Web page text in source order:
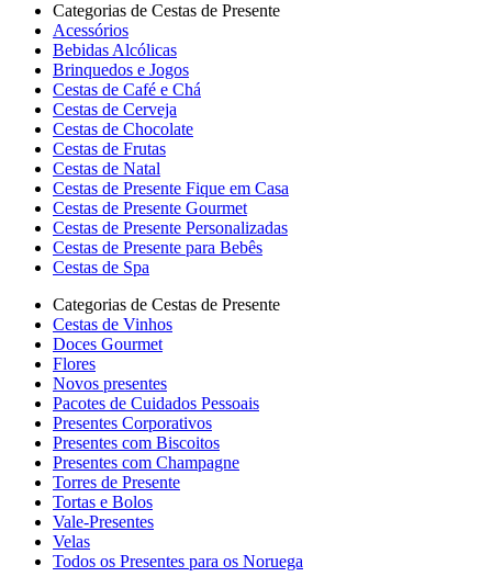
Categorias de Cestas de Presente
Acessórios
Bebidas Alcólicas
Brinquedos e Jogos
Cestas de Café e Chá
Cestas de Cerveja
Cestas de Chocolate
Cestas de Frutas
Cestas de Natal
Cestas de Presente Fique em Casa
Cestas de Presente Gourmet
Cestas de Presente Personalizadas
Cestas de Presente para Bebês
Cestas de Spa
Categorias de Cestas de Presente
Cestas de Vinhos
Doces Gourmet
Flores
Novos presentes
Pacotes de Cuidados Pessoais
Presentes Corporativos
Presentes com Biscoitos
Presentes com Champagne
Torres de Presente
Tortas e Bolos
Vale-Presentes
Velas
Todos os Presentes para os Noruega